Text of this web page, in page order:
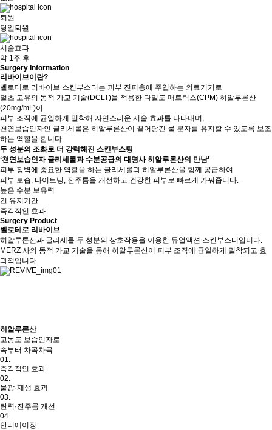
퇴원
당일퇴원
시술효과
약 1주 후
Surgery Information
리바이브이란?
벨로테로 리바이브 스킨부스터는 피부 진피층에 주입하는 의료기기로
멀츠 고유의 동적 가교 기술(DCLT)을 적용한 다밀도 매트릭스(CPM) 히알루론산
(20mg/mL)이
피부 조직에 균일하게 밀착해 자연스러운 시술 효과를 나타내며,
천연보습인자인 글리세롤은 히알루론산이 끌어당긴 물 분자를 유지할 수 있도록 보조
하는 역할을 합니다.
두 성분의 조화로 더 강력해진 스킨부스팅
‘천연보습인자 글리세롤과 수분공급의 대명사 히알루론산의 만남’
피부 장벽에 중요한 역할을 하는 글리세롤과 히알루론산을 함께 공급하여
피부 보습, 타이트닝, 잔주름을 개선하고 건강한 피부로 빠르게 가꿔줍니다.
높은 수분 보유력
긴 유지기간
즉각적인 효과
Surgery Product
벨로테로 리바이브
히알루론산과 글리세롤 두 성분의 상호작용을 이용한 듀얼액션 스킨부스터입니다.
MERZ 사의 동적 가교 기술을 통해 히알루론산이 피부 조직에 균일하게 밀착되고 효
과적입니다.
히알루론산
고농도 보습인자로
속부터 차곡차곡
01.
즉각적인 효과
02.
물광·재생 효과
03.
탄력·잔주름 개선
04.
안티에이징